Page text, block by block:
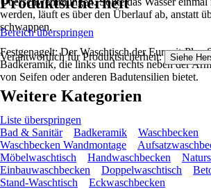
werden, läuft es über den Überlauf ab, anstatt
schwappen.
Festgenagelt: Der Waschtisch der Eurovit-Plus-
Badkeramik, die links und rechts neben der
von Seifen oder anderen Badutensilien bietet.
Bereich überspringen
Verantwortlich für Produktsicherheit: Siehe
Weitere Kategorien
Liste überspringen
Bad & Sanitär
Badkeramik
Waschbecken
Waschbecken Wandmontage
Möbelwaschtisch
Handwaschbecken
Einbauwaschbecken
Doppelwaschtisch
Stand-Waschtisch
Eckwaschbecken